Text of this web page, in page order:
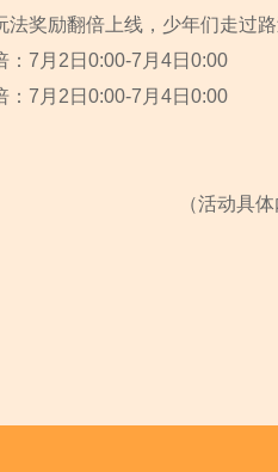
法奖励翻倍上线，少年们走过
：7月2日0:00-7月4日0:00
：7月2日0:00-7月4日0:00
（活动具